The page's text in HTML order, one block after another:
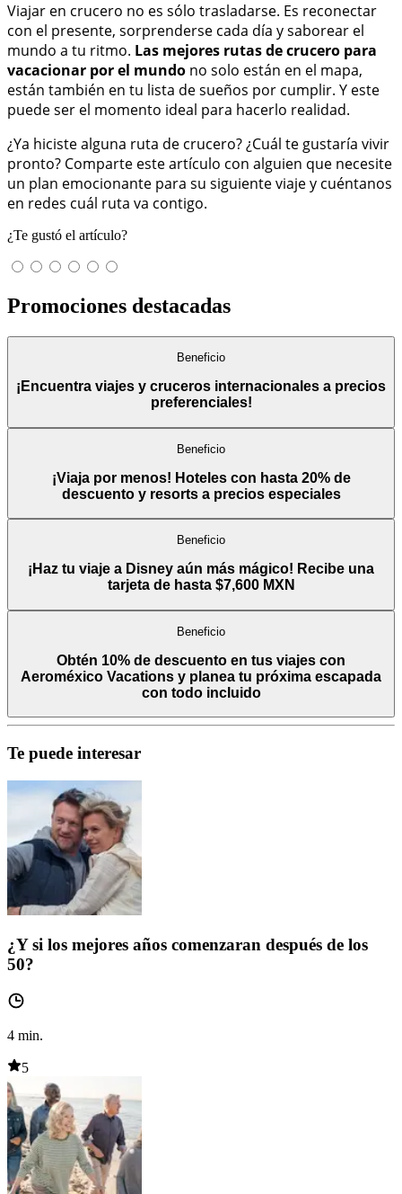
Viajar en crucero no es sólo trasladarse. Es reconectar
con el presente, sorprenderse cada día y saborear el
mundo a tu ritmo. Las mejores rutas de crucero para
vacacionar por el mundo no solo están en el mapa,
están también en tu lista de sueños por cumplir. Y este
puede ser el momento ideal para hacerlo realidad.
¿Ya hiciste alguna ruta de crucero? ¿Cuál te gustaría vivir
pronto? Comparte este artículo con alguien que necesite
un plan emocionante para su siguiente viaje y cuéntanos
en redes cuál ruta va contigo.
¿Te gustó el artículo?
Promociones destacadas
Beneficio
¡Encuentra viajes y cruceros internacionales a precios
preferenciales!
Beneficio
¡Viaja por menos! Hoteles con hasta 20% de
descuento y resorts a precios especiales
Beneficio
¡Haz tu viaje a Disney aún más mágico! Recibe una
tarjeta de hasta $7,600 MXN
Beneficio
Obtén 10% de descuento en tus viajes con
Aeroméxico Vacations y planea tu próxima escapada
con todo incluido
Te puede interesar
¿Y si los mejores años comenzaran después de los
50?
4 min.
5